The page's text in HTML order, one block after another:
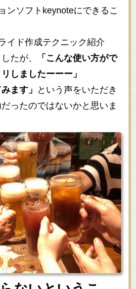
ンソフトkeynoteにできるこ
イド作成テクニック紹介
たが、
「こんな使い方がで
しましたーーー」
ます」
という声をいただき
ったのではないかと思いま